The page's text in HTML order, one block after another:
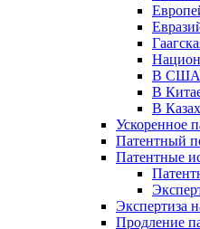
В США
В
В
Ускоренное
Патентный
Патентные
Экспертиза
Продление